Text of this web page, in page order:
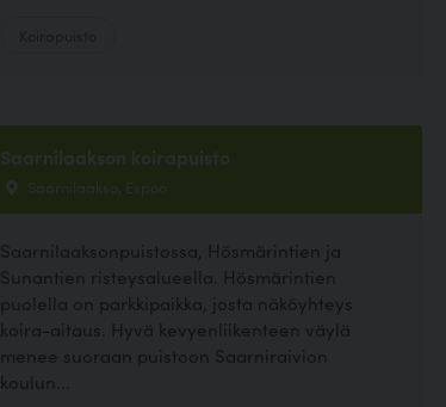
Saarnilaakson koirapuisto
Saarnilaakso, Espoo
Saarnilaaksonpuistossa, Hösmärintien ja
Sunantien risteysalueella. Hösmärintien
puolella on parkkipaikka, josta näköyhteys
koira-aitaus. Hyvä kevyenliikenteen väylä
menee suoraan puistoon Saarniraivion
koulun...